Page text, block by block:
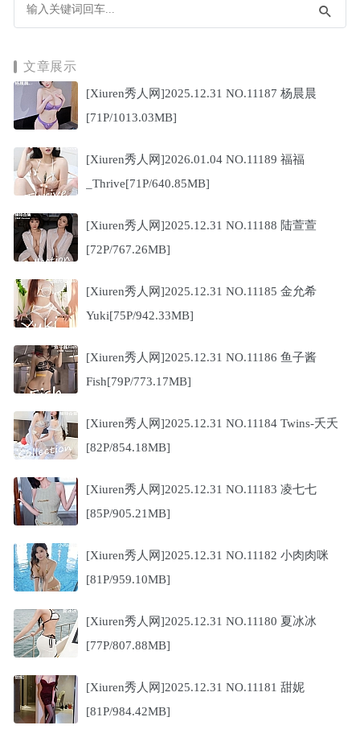
文章展示
[Xiuren秀人网]2025.12.31 NO.11187 杨晨晨
[71P/1013.03MB]
[Xiuren秀人网]2026.01.04 NO.11189 福福
_Thrive[71P/640.85MB]
[Xiuren秀人网]2025.12.31 NO.11188 陆萱萱
[72P/767.26MB]
[Xiuren秀人网]2025.12.31 NO.11185 金允希
Yuki[75P/942.33MB]
[Xiuren秀人网]2025.12.31 NO.11186 鱼子酱
Fish[79P/773.17MB]
[Xiuren秀人网]2025.12.31 NO.11184 Twins-夭夭
[82P/854.18MB]
[Xiuren秀人网]2025.12.31 NO.11183 凌七七
[85P/905.21MB]
[Xiuren秀人网]2025.12.31 NO.11182 小肉肉咪
[81P/959.10MB]
[Xiuren秀人网]2025.12.31 NO.11180 夏冰冰
[77P/807.88MB]
[Xiuren秀人网]2025.12.31 NO.11181 甜妮
[81P/984.42MB]